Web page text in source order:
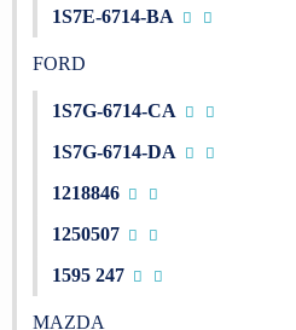
1S7E-6714-BA
FORD
1S7G-6714-CA
1S7G-6714-DA
1218846
1250507
1595 247
MAZDA